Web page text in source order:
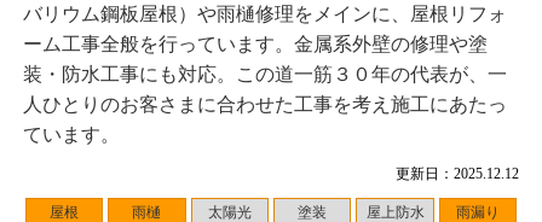
更新日：2025.12.12
屋根
雨樋 太陽光
塗装
屋上防水 雨漏り
バリウム鋼板屋根）や雨樋修理をメインに、屋根リフォ
ーム工事全般を行っています。金属系外壁の修理や塗
装・防水工事にも対応。この道一筋３０年の代表が、一
人ひとりのお客さまに合わせた工事を考え施工にあたっ
ています。